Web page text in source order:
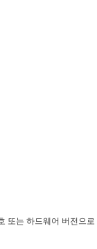
또는 하드웨어 버전으